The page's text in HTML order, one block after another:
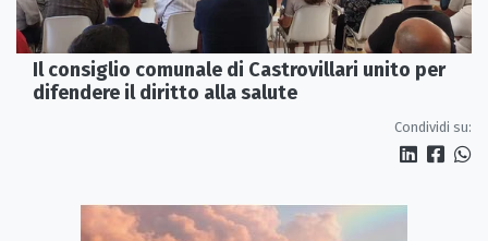
Il consiglio comunale di Castrovillari unito per
difendere il diritto alla salute
Condividi su: